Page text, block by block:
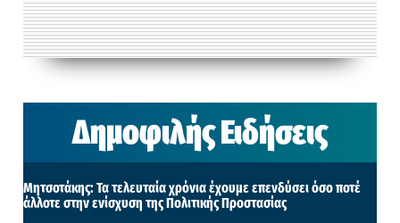
Δημοφιλής Ειδήσεις
Μητσοτάκης: Τα τελευταία χρόνια έχουμε επενδύσει όσο ποτέ
άλλοτε στην ενίσχυση της Πολιτικής Προστασίας